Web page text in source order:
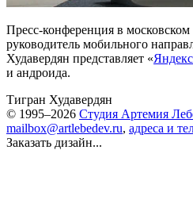
Пресс-конференция в
руководитель мобильного
Худавердян представляет «
и андроида.
Тигран Худавердян
© 1995–2026 Студия Артемия
mailbox@artlebedev.ru, адреса и
Заказать дизайн...